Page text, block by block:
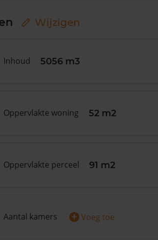
Wijzigen
Inhoud 5056 m3
Oppervlakte woning 52 m2
Oppervlakte perceel 91 m2
Aantal kamers + Voeg toe